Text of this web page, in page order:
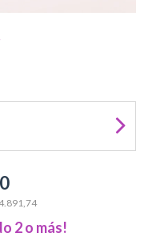
2 o más!